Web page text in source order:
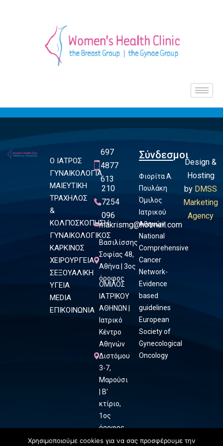
Ο ΙΑΤΡΟΣ
ΓΥΝΑΙΚΟΛΟΓΙΑ
ΜΑΙΕΥΤΙΚΗ
ΤΡΑΧΗΛΟΣ
&
ΚΟΛΠΟΣΚΟΠΗΣΗ
ΓΥΝΑΙΚΟΛΟΓΙΚΟΣ
ΚΑΡΚΙΝΟΣ
ΧΕΙΡΟΥΡΓΕΙΑ
ΣΕΞΟΥΑΛΙΚΗ
ΥΓΕΙΑ
MEDIA
ΕΠΙΚΟΙΝΩΝΙΑ
697
4877
613
210
7254
096
makrismg@hotmail.com
Βασιλίσσης
Σοφίας 48,
Αθήνα | 3ος
όροφος
ΟΜΙΛΟΣ
ΙΑΤΡΙΚΟΥ
ΑΘΗΝΩΝ |
Ιατρικό
Κέντρο
Αθηνών
Διστόμου
3-7,
Μαρούσι
| Β’
κτίριο,
1ος
όροφος
Σύνδεσμοι
Φιορίτα Α.
Πουλάκη
Όμιλος
Ιατρικού
Αθηνών
National
Comprehensive
Cancer
Network-
Evidence
based
guidelines
European
Society of
Gynecological
Oncology
Design &
Hosting
by DMSS
Marketing
Agency
Χρησιμοποιούμε cookies για να σας προσφέρουμε την